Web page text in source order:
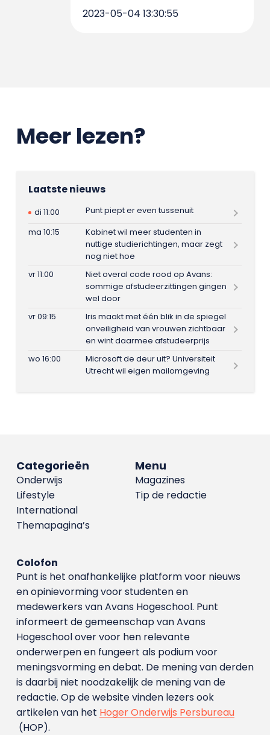
2023-05-04 13:30:55
Meer lezen?
Laatste nieuws
di 11:00
Punt piept er even tussenuit
ma 10:15
Kabinet wil meer studenten in
nuttige studierichtingen, maar zegt
nog niet hoe
vr 11:00
Niet overal code rood op Avans:
sommige afstudeerzittingen gingen
wel door
vr 09:15
Iris maakt met één blik in de spiegel
onveiligheid van vrouwen zichtbaar
en wint daarmee afstudeerprijs
wo 16:00
Microsoft de deur uit? Universiteit
Utrecht wil eigen mailomgeving
Menu
Magazines
Tip de redactie
Categorieën
Onderwijs
Lifestyle
International
Themapagina’s
Colofon
Punt is het onafhankelijke platform voor nieuws
en opinievorming voor studenten en
medewerkers van Avans Hoge­school. Punt
informeert de gemeenschap van Avans
Hogeschool over voor hen relevante
onderwerpen en fungeert als podium voor
meningsvorming en debat. De mening van derden
is daarbij niet noodzakelijk de mening van de
redactie. Op de website vinden lezers ook
artikelen van het Hoger Onderwijs Persbureau
(HOP).